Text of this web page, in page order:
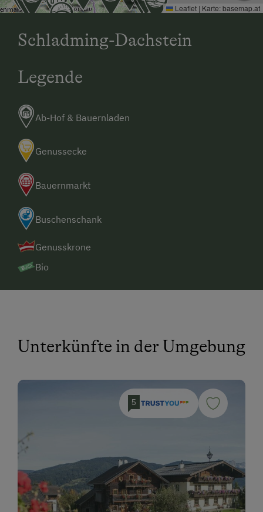
Leaflet | Karte:basemap.at
Schladming-Dachstein
Legende
Ab-Hof & Bauernladen
Genussecke
Bauernmarkt
Buschenschank
Genusskrone
Bio
Unterkünfte in der Umgebung
5